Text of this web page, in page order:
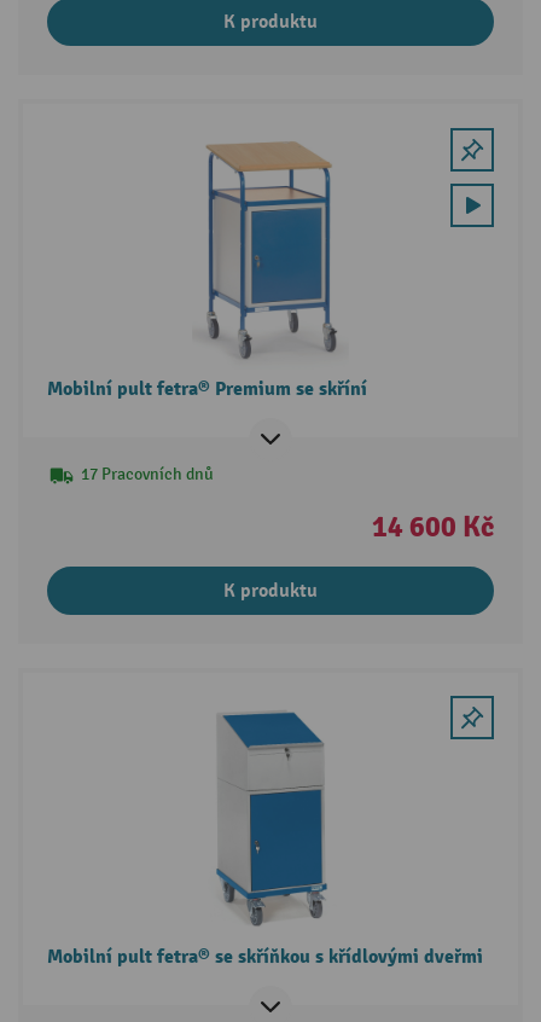
K produktu
Mobilní pult fetra® Premium se skříní
17 Pracovních dnů
14 600 Kč
K produktu
Mobilní pult fetra® se skříňkou s křídlovými dveřmi